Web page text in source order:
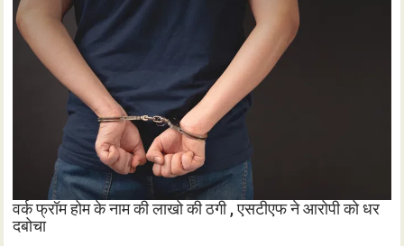
वर्क फ्रॉम होम के नाम की लाखो की ठगी , एसटीएफ ने आरोपी को धर
दबोचा